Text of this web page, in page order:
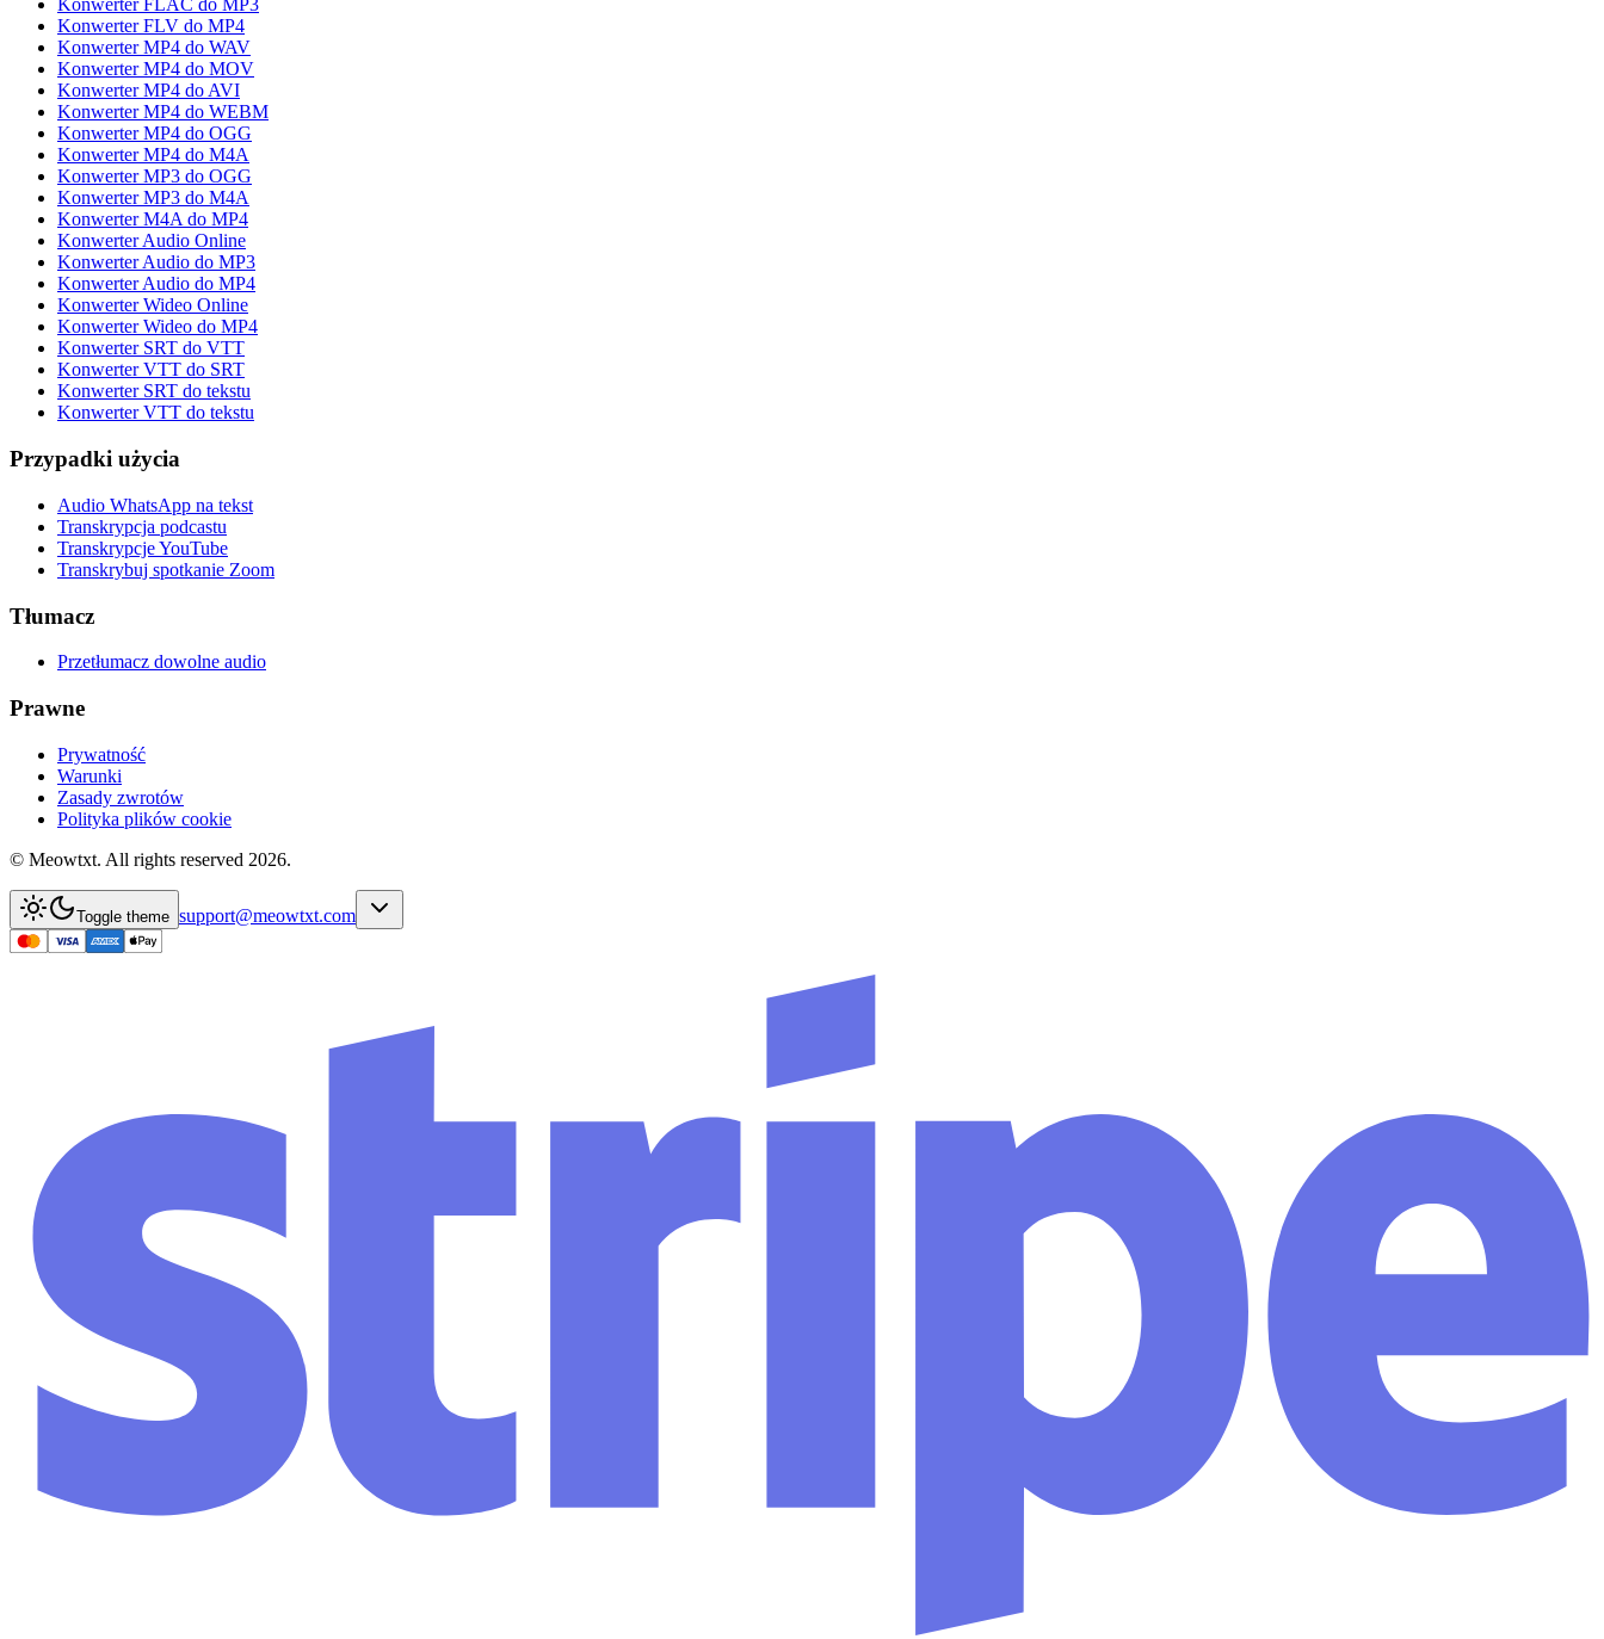
Konwerter FLAC do MP3
Konwerter FLV do MP4
Konwerter MP4 do WAV
Konwerter MP4 do MOV
Konwerter MP4 do AVI
Konwerter MP4 do WEBM
Konwerter MP4 do OGG
Konwerter MP4 do M4A
Konwerter MP3 do OGG
Konwerter MP3 do M4A
Konwerter M4A do MP4
Konwerter Audio Online
Konwerter Audio do MP3
Konwerter Audio do MP4
Konwerter Wideo Online
Konwerter Wideo do MP4
Konwerter SRT do VTT
Konwerter VTT do SRT
Konwerter SRT do tekstu
Konwerter VTT do tekstu
Przypadki użycia
Audio WhatsApp na tekst
Transkrypcja podcastu
Transkrypcje YouTube
Transkrybuj spotkanie Zoom
Tłumacz
Przetłumacz dowolne audio
Prawne
Prywatność
Warunki
Zasady zwrotów
Polityka plików cookie
© Meowtxt. All rights reserved 2026.
Toggle theme support@meowtxt.com